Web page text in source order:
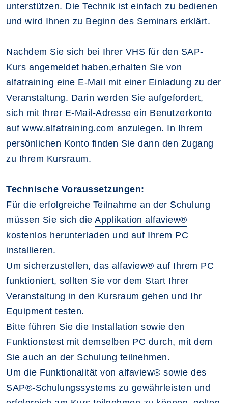
unterstützen. Die Technik ist einfach zu bedienen
und wird Ihnen zu Beginn des Seminars erklärt.
Nachdem Sie sich bei Ihrer VHS für den SAP-
Kurs angemeldet haben,erhalten Sie von
alfatraining eine E-Mail mit einer Einladung zu der
Veranstaltung. Darin werden Sie aufgefordert,
sich mit Ihrer E-Mail-Adresse ein Benutzerkonto
auf www.alfatraining.com anzulegen. In Ihrem
persönlichen Konto finden Sie dann den Zugang
zu Ihrem Kursraum.
Technische Voraussetzungen:
Für die erfolgreiche Teilnahme an der Schulung
müssen Sie sich die Applikation alfaview®
kostenlos herunterladen und auf Ihrem PC
installieren.
Um sicherzustellen, das alfaview® auf Ihrem PC
funktioniert, sollten Sie vor dem Start Ihrer
Veranstaltung in den Kursraum gehen und Ihr
Equipment testen.
Bitte führen Sie die Installation sowie den
Funktionstest mit demselben PC durch, mit dem
Sie auch an der Schulung teilnehmen.
Um die Funktionalität von alfaview® sowie des
SAP®-Schulungssystems zu gewährleisten und